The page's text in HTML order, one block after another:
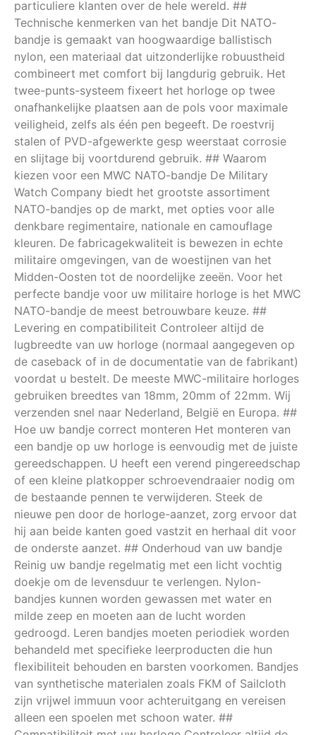
particuliere klanten over de hele wereld. ##
Technische kenmerken van het bandje Dit NATO-
bandje is gemaakt van hoogwaardige ballistisch
nylon, een materiaal dat uitzonderlijke robuustheid
combineert met comfort bij langdurig gebruik. Het
twee-punts-systeem fixeert het horloge op twee
onafhankelijke plaatsen aan de pols voor maximale
veiligheid, zelfs als één pen begeeft. De roestvrij
stalen of PVD-afgewerkte gesp weerstaat corrosie
en slijtage bij voortdurend gebruik. ## Waarom
kiezen voor een MWC NATO-bandje De Military
Watch Company biedt het grootste assortiment
NATO-bandjes op de markt, met opties voor alle
denkbare regimentaire, nationale en camouflage
kleuren. De fabricagekwaliteit is bewezen in echte
militaire omgevingen, van de woestijnen van het
Midden-Oosten tot de noordelijke zeeën. Voor het
perfecte bandje voor uw militaire horloge is het MWC
NATO-bandje de meest betrouwbare keuze. ##
Levering en compatibiliteit Controleer altijd de
lugbreedte van uw horloge (normaal aangegeven op
de caseback of in de documentatie van de fabrikant)
voordat u bestelt. De meeste MWC-militaire horloges
gebruiken breedtes van 18mm, 20mm of 22mm. Wij
verzenden snel naar Nederland, België en Europa. ##
Hoe uw bandje correct monteren Het monteren van
een bandje op uw horloge is eenvoudig met de juiste
gereedschappen. U heeft een verend pingereedschap
of een kleine platkopper schroevendraaier nodig om
de bestaande pennen te verwijderen. Steek de
nieuwe pen door de horloge-aanzet, zorg ervoor dat
hij aan beide kanten goed vastzit en herhaal dit voor
de onderste aanzet. ## Onderhoud van uw bandje
Reinig uw bandje regelmatig met een licht vochtig
doekje om de levensduur te verlengen. Nylon-
bandjes kunnen worden gewassen met water en
milde zeep en moeten aan de lucht worden
gedroogd. Leren bandjes moeten periodiek worden
behandeld met specifieke leerproducten die hun
flexibiliteit behouden en barsten voorkomen. Bandjes
van synthetische materialen zoals FKM of Sailcloth
zijn vrijwel immuun voor achteruitgang en vereisen
alleen een spoelen met schoon water. ##